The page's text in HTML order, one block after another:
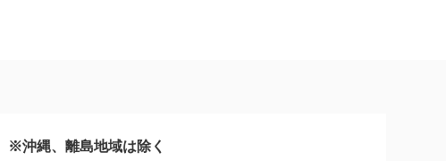
※沖縄、離島地域は除く